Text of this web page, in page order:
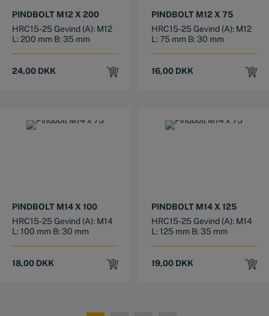
PINDBOLT M12 X 200
HRC15-25 Gevind (A): M12
L: 200 mm B: 35 mm
24,00 DKK
PINDBOLT M12 X 75
HRC15-25 Gevind (A): M12
L: 75 mm B: 30 mm
16,00 DKK
PINDBOLT M14 X 100
HRC15-25 Gevind (A): M14
L: 100 mm B: 30 mm
18,00 DKK
PINDBOLT M14 X 125
HRC15-25 Gevind (A): M14
L: 125 mm B: 35 mm
19,00 DKK